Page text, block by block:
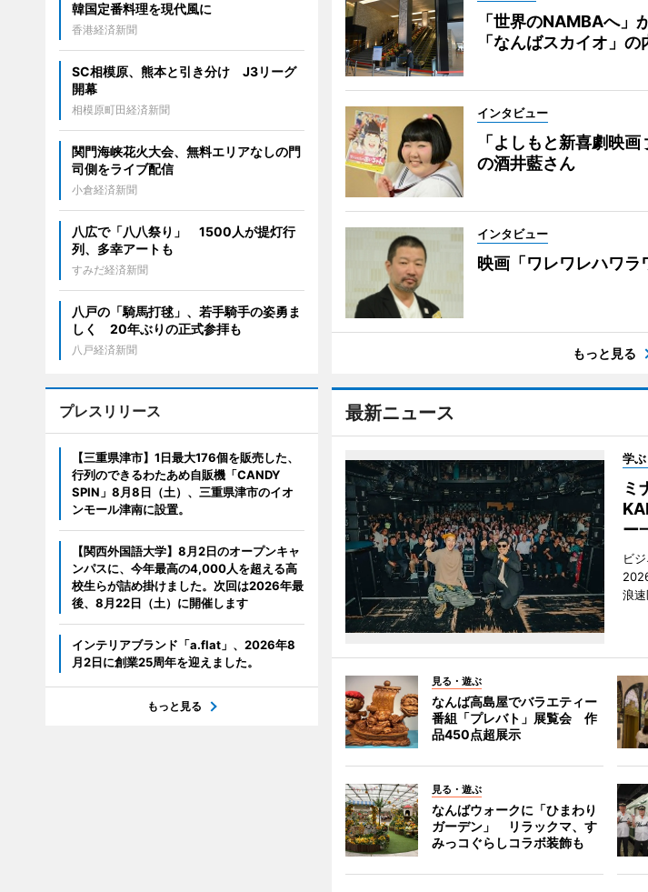
「世界のNAMBAへ」
「なんばスカイオ」
インタビュー
「よしもと新喜劇映
の酒井藍さん
インタビュー
映画「ワレワレハワ
もっと見る
最新ニュース
学
ミ
ー
ビ
浪速
見る・遊ぶ
なんば高島屋でバラエティー
番組「プレバト」展覧会 作
品450点超展示
見る・遊ぶ
なんばウォークに「ひまわり
ガーデン」 リラックマ、す
みっコぐらしコラボ装飾も
韓国定番料理を現代風に
香港経済新聞
SC相模原、熊本と引き分け J3リーグ
開幕
相模原町田経済新聞
関門海峡花火大会、無料エリアなしの門
司側をライブ配信
小倉経済新聞
八広で「八八祭り」 1500人が提灯行
列、多幸アートも
すみだ経済新聞
八戸の「騎馬打毬」、若手騎手の姿勇ま
しく 20年ぶりの正式参拝も
八戸経済新聞
プレスリリース
【三重県津市】1日最大176個を販売した、
行列のできるわたあめ自販機「CANDY
SPIN」8月8日（土）、三重県津市のイオ
ンモール津南に設置。
【関西外国語大学】8月2日のオープンキャ
ンパスに、今年最高の4,000人を超える高
校生らが詰め掛けました。次回は2026年最
後、8月22日（土）に開催します
インテリアブランド「a.flat」、2026年8
月2日に創業25周年を迎えました。
もっと見る